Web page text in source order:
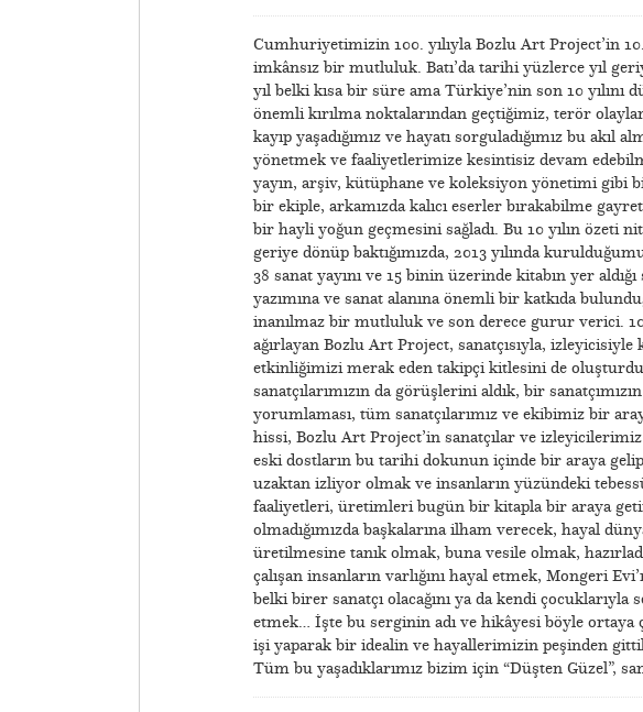
Cumhuriyetimizin 100. yılıyla Bozlu Art Project’in
imkânsız bir mutluluk. Batı’da tarihi yüzlerce yıl
yıl belki kısa bir süre ama Türkiye’nin son 10 yılını
önemli kırılma noktalarından geçtiğimiz, terör
kayıp yaşadığımız ve hayatı sorguladığımız bu
yönetmek ve faaliyetlerimize kesintisiz devam
yayın, arşiv, kütüphane ve koleksiyon yönetimi gibi
bir ekiple, arkamızda kalıcı eserler bırakabilme
bir hayli yoğun geçmesini sağladı. Bu 10 yılın özeti
geriye dönüp baktığımızda, 2013 yılında
38 sanat yayını ve 15 binin üzerinde kitabın yer
yazımına ve sanat alanına önemli bir katkıda
inanılmaz bir mutluluk ve son derece gurur verici.
ağırlayan Bozlu Art Project, sanatçısıyla,
etkinliğimizi merak eden takipçi kitlesini de
sanatçılarımızın da görüşlerini aldık, bir
yorumlaması, tüm sanatçılarımız ve ekibimiz bir
hissi, Bozlu Art Project’in sanatçılar ve
eski dostların bu tarihi dokunun içinde bir araya
uzaktan izliyor olmak ve insanların yüzündeki
faaliyetleri, üretimleri bugün bir kitapla bir araya
olmadığımızda başkalarına ilham verecek, hayal
üretilmesine tanık olmak, buna vesile olmak,
çalışan insanların varlığını hayal etmek, Mongeri
belki birer sanatçı olacağını ya da kendi çocuklarıyla
etmek… İşte bu serginin adı ve hikâyesi böyle ortaya
işi yaparak bir idealin ve hayallerimizin peşinden
Tüm bu yaşadıklarımız bizim için “Düşten Güzel”,